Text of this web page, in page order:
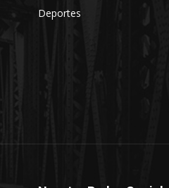
Deportes